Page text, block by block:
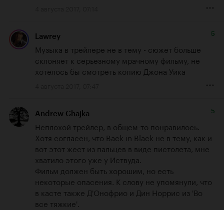
Lawrey 5
Музыка в трейлере не в тему - сюжет больше
склоняет к серьезному мрачному фильму, не
хотелось бы смотреть копию Джона Уика
Andrew Chajka 5
Неплохой трейлер, в общем-то понравилось.
Хотя согласен, что Back in Black не в тему, как и
вот этот жест из пальцев в виде пистолета, мне
хватило этого уже у Иствуда.
Фильм должен быть хорошим, но есть
некоторые опасения. К слову не упомянули, что
в касте также Д'Онофрио и Дин Норрис из 'Во
все тяжкие'.